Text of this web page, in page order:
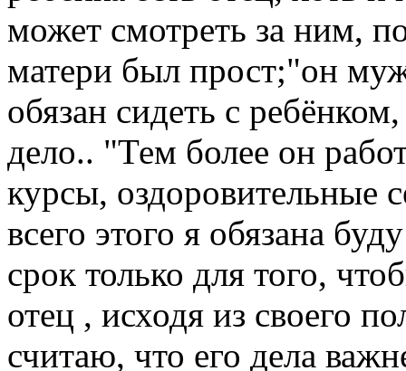
может смотреть за ним,
матери был прост;"он
обязан сидеть с
дело.. "Тем более он
курсы, оздоровительные
всего этого я обязана
срок только для того,
отец , исходя из своего
считаю, что его дела